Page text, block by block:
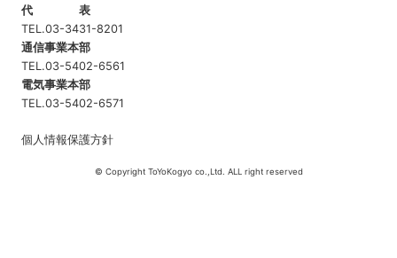
代 表
TEL.03-3431-8201
通信事業本部
TEL.03-5402-6561
電気事業本部
TEL.03-5402-6571
個人情報保護方針
© Copyright ToYoKogyo co.,Ltd. ALL right reserved